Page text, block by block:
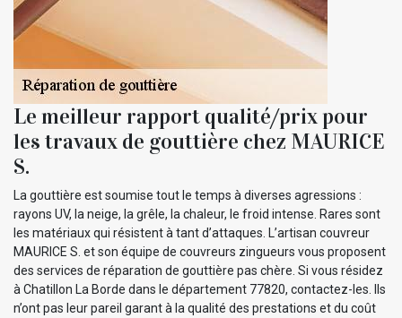
Le meilleur rapport qualité/prix pour
les travaux de gouttière chez MAURICE
S.
La gouttière est soumise tout le temps à diverses agressions :
rayons UV, la neige, la grêle, la chaleur, le froid intense. Rares sont
les matériaux qui résistent à tant d’attaques. L’artisan couvreur
MAURICE S. et son équipe de couvreurs zingueurs vous proposent
des services de réparation de gouttière pas chère. Si vous résidez
à Chatillon La Borde dans le département 77820, contactez-les. Ils
n’ont pas leur pareil garant à la qualité des prestations et du coût